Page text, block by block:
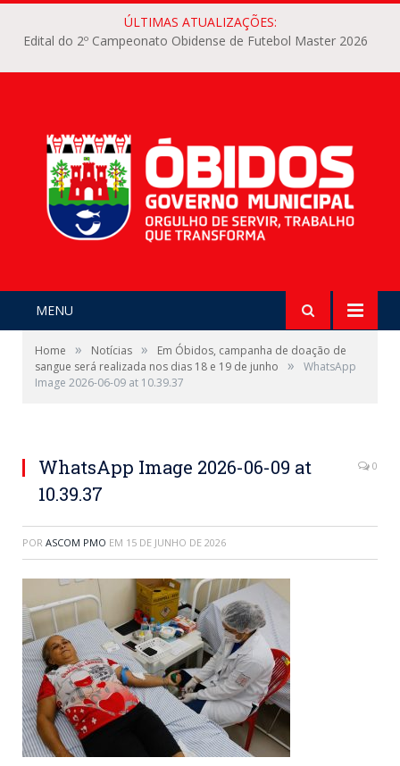
ÚLTIMAS ATUALIZAÇÕES:
Edital do 2º Campeonato Obidense de Futebol Master 2026
MENU
Home » Notícias »
Em Óbidos, campanha de doação de
sangue será realizada nos dias 18 e 19 de junho
»
WhatsApp
Image 2026-06-09 at 10.39.37
WhatsApp Image 2026-06-09 at
10.39.37
0
POR ASCOM PMO EM 15 DE JUNHO DE 2026